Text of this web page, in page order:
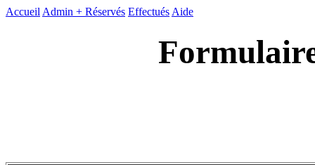
Accueil Admin + Réservés Effectués Aide